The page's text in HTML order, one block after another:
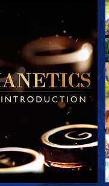
UTFORSK SERIEN